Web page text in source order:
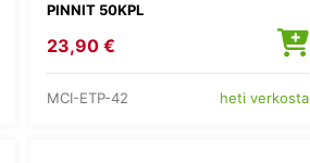
PINNIT 50KPL
23,90 €
MCI-ETP-42 heti verkosta